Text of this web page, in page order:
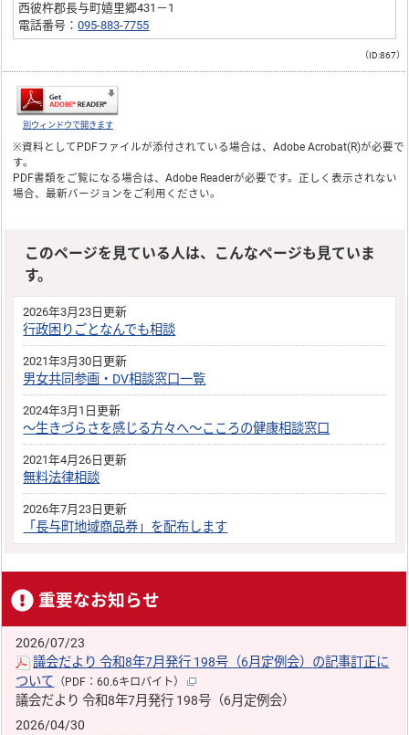
西彼杵郡長与町嬉里郷431－1
電話番号：095-883-7755
（ID:867）
別ウィンドウで開きます
※資料としてPDFファイルが添付されている場合は、Adobe Acrobat(R)が必要で
す。
PDF書類をご覧になる場合は、Adobe Readerが必要です。正しく表示されない
場合、最新バージョンをご利用ください。
このページを見ている人は、こんなページも見ていま
す。
2026年3月23日更新
行政困りごとなんでも相談
2021年3月30日更新
男女共同参画・DV相談窓口一覧
2024年3月1日更新
～生きづらさを感じる方々へ～こころの健康相談窓口
2021年4月26日更新
無料法律相談
2026年7月23日更新
「長与町地域商品券」を配布します
重要なお知らせ
2026/07/23
議会だより 令和8年7月発行 198号（6月定例会）の記事訂正に
ついて （PDF：60.6キロバイト）
議会だより 令和8年7月発行 198号（6月定例会）
2026/04/30